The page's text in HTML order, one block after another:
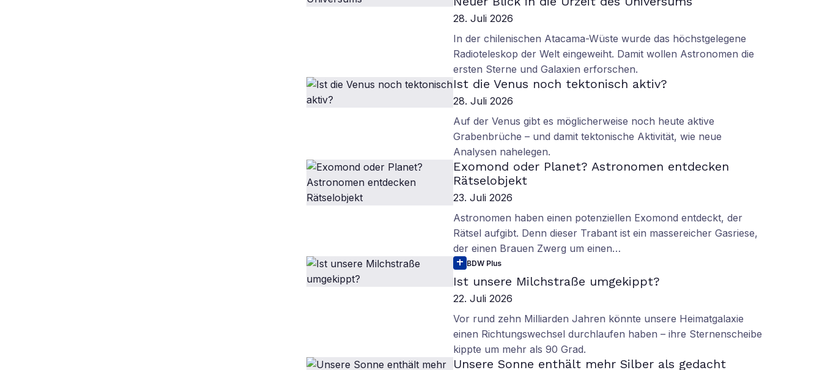
28. Juli 2026
In der chilenischen Atacama-Wüste wurde das höchstgelegene
Radioteleskop der Welt eingeweiht. Damit wollen Astronomen die
ersten Sterne und Galaxien erforschen.
Ist die Venus noch tektonisch aktiv?
28. Juli 2026
Auf der Venus gibt es möglicherweise noch heute aktive
Grabenbrüche – und damit tektonische Aktivität, wie neue
Analysen nahelegen.
Exomond oder Planet? Astronomen entdecken
Rätselobjekt
23. Juli 2026
Astronomen haben einen potenziellen Exomond entdeckt, der
Rätsel aufgibt. Denn dieser Trabant ist ein massereicher Gasriese,
der einen Brauen Zwerg um einen…
BDW Plus
Ist unsere Milchstraße umgekippt?
22. Juli 2026
Vor rund zehn Milliarden Jahren könnte unsere Heimatgalaxie
einen Richtungswechsel durchlaufen haben – ihre Sternenscheibe
kippte um mehr als 90 Grad.
Unsere Sonne enthält mehr Silber als gedacht